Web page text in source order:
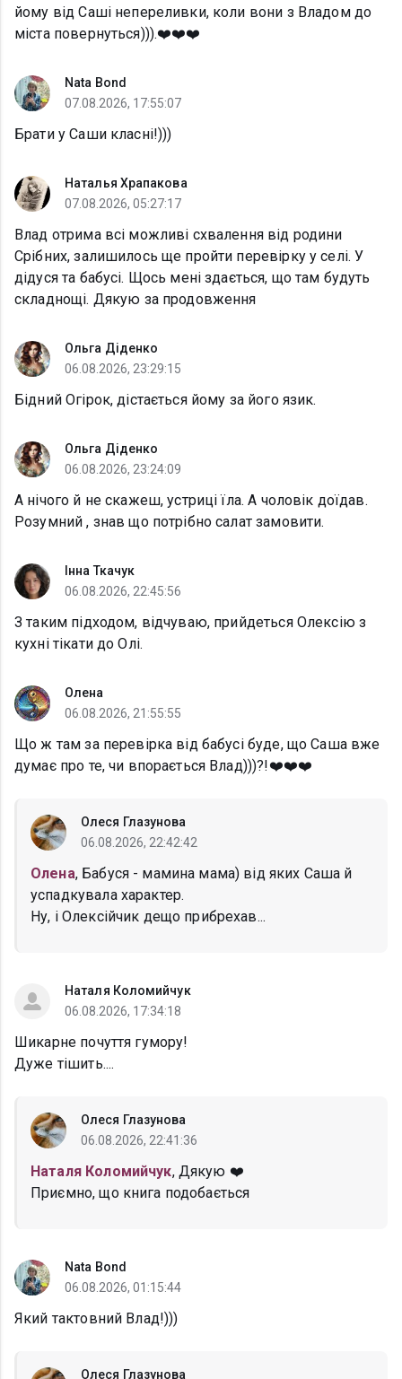
йому від Саші непереливки, коли вони з Владом до
міста повернуться))).❤️❤️❤️
Nata Bond
07.08.2026, 17:55:07
Брати у Саши класні!)))
Наталья Храпакова
07.08.2026, 05:27:17
Влад отрима всі можливі схвалення від родини
Срібних, залишилось ще пройти перевірку у селі. У
дідуся та бабусі. Щось мені здається, що там будуть
складнощі. Дякую за продовження
Ольга Діденко
06.08.2026, 23:29:15
Бідний Огірок, дістається йому за його язик.
Ольга Діденко
06.08.2026, 23:24:09
А нічого й не скажеш, устриці їла. А чоловік доїдав.
Розумний , знав що потрібно салат замовити.
Інна Ткачук
06.08.2026, 22:45:56
З таким підходом, відчуваю, прийдеться Олексію з
кухні тікати до Олі.
Олена
06.08.2026, 21:55:55
Що ж там за перевірка від бабусі буде, що Саша вже
думає про те, чи впорається Влад)))?!❤️❤️❤️
Олеся Глазунова
06.08.2026, 22:42:42
Олена, Бабуся - мамина мама) від яких Саша й
успадкувала характер.
Ну, і Олексійчик дещо прибрехав...
Наталя Коломийчук
06.08.2026, 17:34:18
Шикарне почуття гумору!
Дуже тішить....
Олеся Глазунова
06.08.2026, 22:41:36
Наталя Коломийчук, Дякую ❤️
Приємно, що книга подобається
Nata Bond
06.08.2026, 01:15:44
Який тактовний Влад!)))
Олеся Глазунова